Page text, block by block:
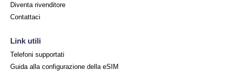
Diventa rivenditore
Contattaci
Link utili
Telefoni supportati
Guida alla configurazione della eSIM